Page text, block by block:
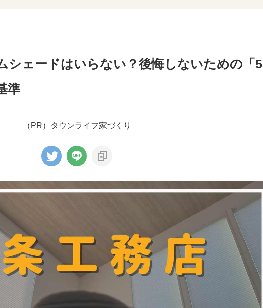
シェードはいらない？後悔しないための「5
準
（PR）タウンライフ家づくり